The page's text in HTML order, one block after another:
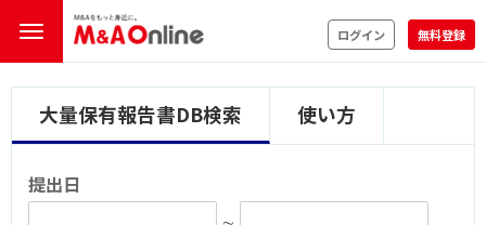
ログイン 無料登録
大量保有報告書DB検索 使い方
提出日